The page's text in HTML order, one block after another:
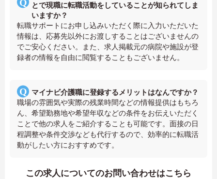
とで現職に転職活動をしていることが知られてしま
いますか？
転職サポートにお申し込みいただく際に入力いただいた
情報は、応募先以外にお渡しすることはございませんの
でご安心ください。また、求人掲載元の病院や施設が登
録者の情報を自由に閲覧することもございません。
マイナビ介護職に登録するメリットはなんですか？
職場の雰囲気や実際の残業時間などの情報提供はもちろ
ん、希望勤務地や希望年収などの条件をお伝えいただく
ことで他の求人をご紹介することも可能です。面接の日
程調整や条件交渉なども代行するので、効率的に転職活
動がしたい方におすすめです。
この求人についてのお問い合わせはこちら